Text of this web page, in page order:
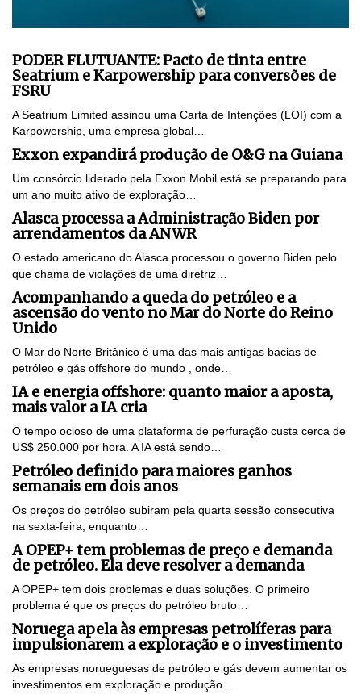
PODER FLUTUANTE: Pacto de tinta entre
Seatrium e Karpowership para conversões de
FSRU
A Seatrium Limited assinou uma Carta de Intenções (LOI) com a
Karpowership, uma empresa global…
Exxon expandirá produção de O&G na Guiana
Um consórcio liderado pela Exxon Mobil está se preparando para
um ano muito ativo de exploração…
Alasca processa a Administração Biden por
arrendamentos da ANWR
O estado americano do Alasca processou o governo Biden pelo
que chama de violações de uma diretriz…
Acompanhando a queda do petróleo e a
ascensão do vento no Mar do Norte do Reino
Unido
O Mar do Norte Britânico é uma das mais antigas bacias de
petróleo e gás offshore do mundo , onde…
IA e energia offshore: quanto maior a aposta,
mais valor a IA cria
O tempo ocioso de uma plataforma de perfuração custa cerca de
US$ 250.000 por hora. A IA está sendo…
Petróleo definido para maiores ganhos
semanais em dois anos
Os preços do petróleo subiram pela quarta sessão consecutiva
na sexta-feira, enquanto…
A OPEP+ tem problemas de preço e demanda
de petróleo. Ela deve resolver a demanda
A OPEP+ tem dois problemas e duas soluções. O primeiro
problema é que os preços do petróleo bruto…
Noruega apela às empresas petrolíferas para
impulsionarem a exploração e o investimento
As empresas norueguesas de petróleo e gás devem aumentar os
investimentos em exploração e produção…